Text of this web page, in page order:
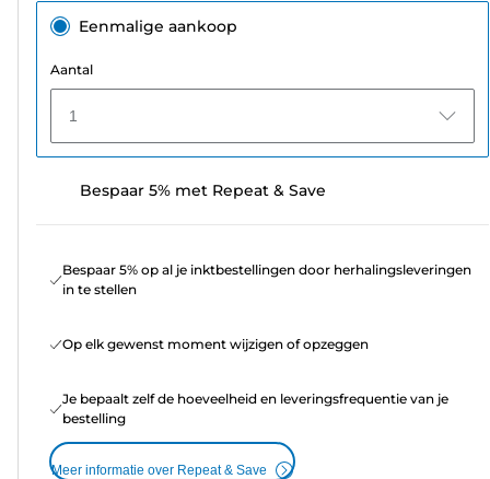
Eenmalige aankoop
Aantal
1
Bespaar 5% met Repeat & Save
Bespaar 5% op al je inktbestellingen door herhalingsleveringen
in te stellen
Op elk gewenst moment wijzigen of opzeggen
Je bepaalt zelf de hoeveelheid en leveringsfrequentie van je
bestelling
Meer informatie over Repeat & Save